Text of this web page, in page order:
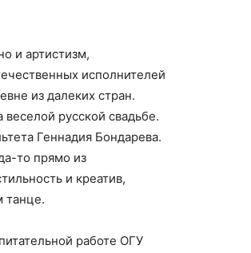
и артистизм,
исполнителей
из далеких стран.
русской свадьбе.
Геннадия Бондарева.
то прямо из
и креатив,
танце.
работе ОГУ